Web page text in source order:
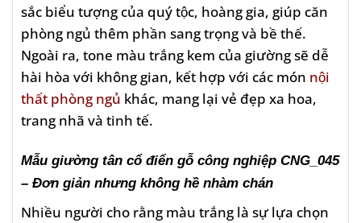
sắc biểu tượng của quý tộc, hoàng gia, giúp căn
phòng ngủ thêm phần sang trọng và bề thế.
Ngoài ra, tone màu trắng kem của giường sẽ dễ
hài hòa với không gian, kết hợp với các món nội
thất phòng ngủ khác, mang lại vẻ đẹp xa hoa,
trang nhã và tinh tế.
Mẫu giường tân cổ điển gỗ công nghiệp CNG_045
– Đơn giản nhưng không hề nhàm chán
Nhiều người cho rằng màu trắng là sự lựa chọn